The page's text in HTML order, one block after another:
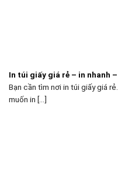
In túi giấy giá rẻ – in nhanh
Bạn cần tìm nơi in túi giấy giá
muốn in [...]